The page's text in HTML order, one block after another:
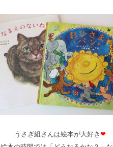
うさぎ組さんは絵本が大好き ❤